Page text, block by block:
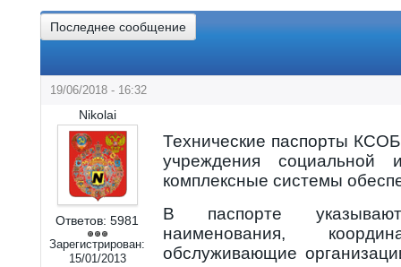
Последнее сообщение
19/06/2018 - 16:32
Nikolai
Ответов: 5981
Зарегистрирован:
15/01/2013
Технические паспорты
учреждения социальной
комплексные системы
В паспорте
наименования,
обслуживающие